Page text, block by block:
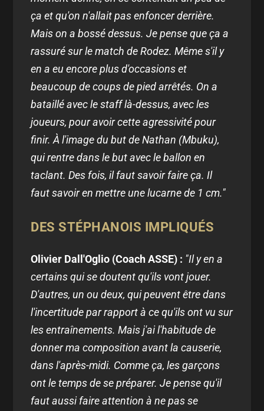
ça et qu'on n'allait pas enfoncer derrière.
Mais on a bossé dessus. Je pense que ça a
rassuré sur le match de Rodez. Même s'il y
en a eu encore plus d'occasions et
beaucoup de coups de pied arrêtés. On a
bataillé avec le staff là-dessus, avec les
joueurs, pour avoir cette agressivité pour
finir. À l'image du but de Nathan (Mbuku),
qui rentre dans le but avec le ballon en
taclant. Des fois, il faut savoir faire ça. Il
faut savoir en mettre une lucarne de 1 cm."
DES STÉPHANOIS IMPLIQUÉS
Olivier Dall'Oglio (Coach ASSE) : "Il y en a
certains qui se doutent qu'ils vont jouer.
D'autres, un ou deux, qui peuvent être dans
l'incertitude par rapport à ce qu'ils ont vu sur
les entraînements. Mais j'ai l'habitude de
donner ma composition avant la causerie,
dans l'après-midi. Comme ça, les garçons
ont le temps de se préparer. Je pense qu'il
faut aussi faire attention à ne pas se